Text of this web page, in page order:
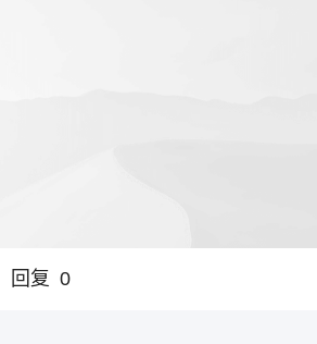
回复 0